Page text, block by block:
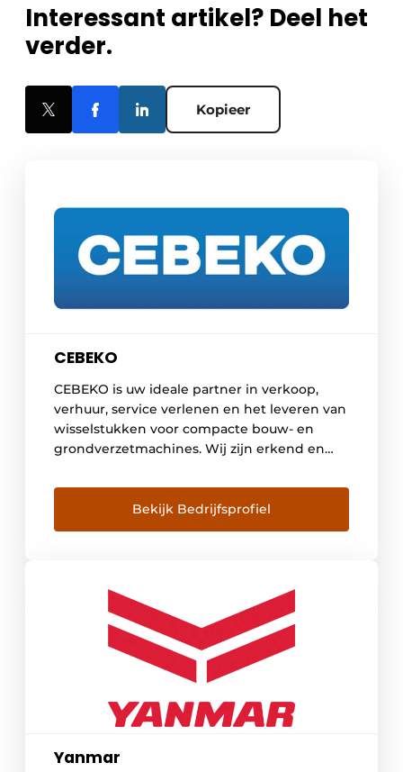
Interessant artikel? Deel het
verder.
Kopieer
CEBEKO
CEBEKO is uw ideale partner in verkoop,
verhuur, service verlenen en het leveren van
wisselstukken voor compacte bouw- en
grondverzetmachines. Wij zijn erkend en
graafmachines, MultiOne multifunctionele
knikwielladers, Cormidi compacte
rupsdumpers en Thwaites bandendumpers.
centraal staat. […]
Bekijk Bedrijfsprofiel
Yanmar